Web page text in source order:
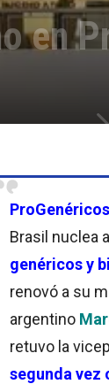
en
ProGenéricos
Brasil nuclea
genéricos y
renovó a su
argentino
retuvo la
segunda vez